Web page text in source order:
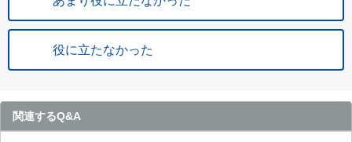
役に立たなかった
関連するQ&A